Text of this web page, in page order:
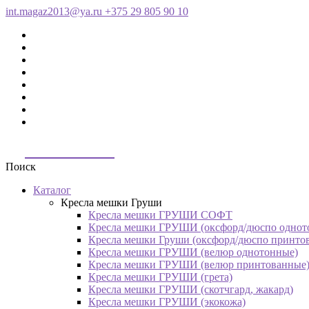
int.magaz2013@ya.ru +375 29 805 90 10
Поиск
Каталог
Кресла мешки Груши
Кресла мешки ГРУШИ СОФТ
Кресла мешки ГРУШИ (оксфорд/дюспо
Кресла мешки Груши (оксфорд/дюспо
Кресла мешки ГРУШИ (велюр однотонные)
Кресла мешки ГРУШИ (велюр принтованные)
Кресла мешки ГРУШИ (грета)
Кресла мешки ГРУШИ (скотчгард, жакард)
Кресла мешки ГРУШИ (экокожа)